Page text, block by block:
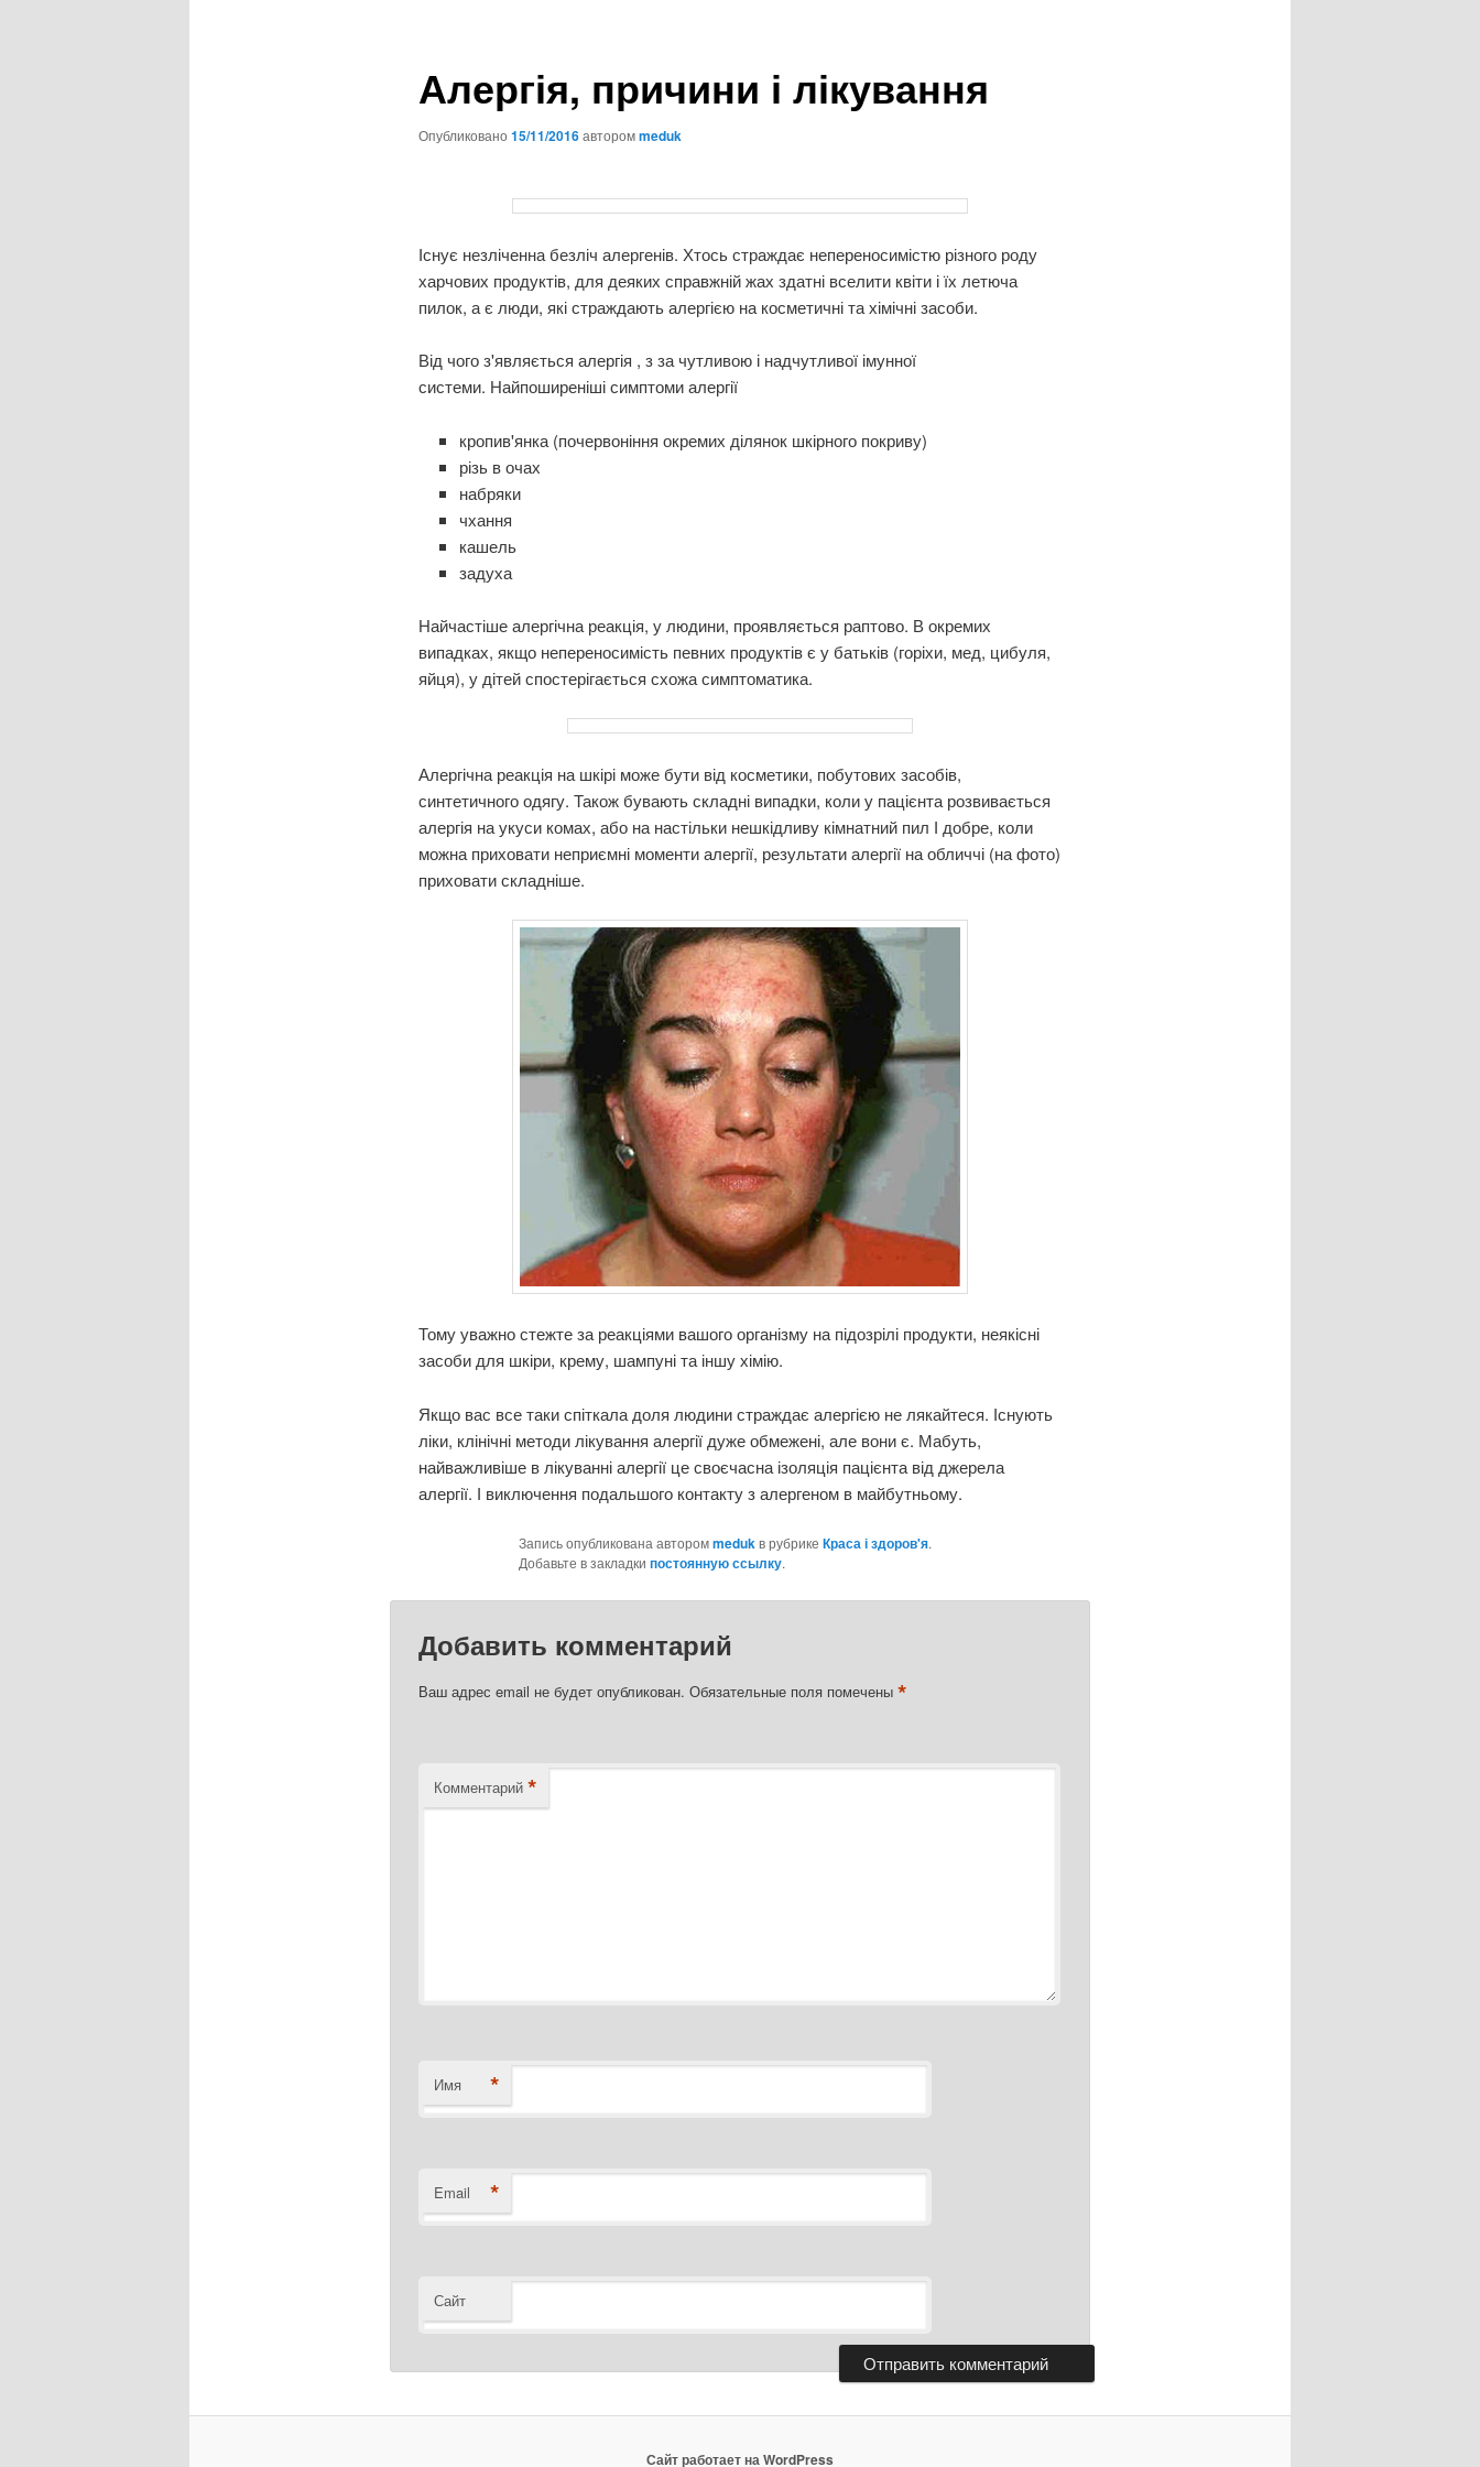
Алергія, причини і лікування
Опубликовано 15/11/2016авторомmeduk
Існує незліченна безліч алергенів. Хтось страждає непереносимістю різного роду
харчових продуктів, для деяких справжній жах здатні вселити квіти і їх летюча
пилок, а є люди, які страждають алергією на косметичні та хімічні засоби.
Від чого з'являється алергія , з за чутливою і надчутливої ​​імунної
системи. Найпоширеніші симптоми алергії
кропив'янка (почервоніння окремих ділянок шкірного покриву)
різь в очах
набряки
чхання
кашель
задуха
Найчастіше алергічна реакція, у людини, проявляється раптово. В окремих
випадках, якщо непереносимість певних продуктів є у батьків (горіхи, мед, цибуля,
яйця), у дітей спостерігається схожа симптоматика.
Алергічна реакція на шкірі може бути від косметики, побутових засобів,
синтетичного одягу. Також бувають складні випадки, коли у пацієнта розвивається
алергія на укуси комах, або на настільки нешкідливу кімнатний пил І добре, коли
можна приховати неприємні моменти алергії, результати алергії на обличчі (на фото)
приховати складніше.
Тому уважно стежте за реакціями вашого організму на підозрілі продукти, неякісні
засоби для шкіри, крему, шампуні та іншу хімію.
Якщо вас все таки спіткала доля людини страждає алергією не лякайтеся. Існують
ліки, клінічні методи лікування алергії дуже обмежені, але вони є. Мабуть,
найважливіше в лікуванні алергії це своєчасна ізоляція пацієнта від джерела
алергії. І виключення подальшого контакту з алергеном в майбутньому.
Запись опубликована авторомmedukв рубрике Краса і здоров'я.
Добавьте в закладки постоянную ссылку.
Добавить комментарий
Ваш адрес email не будет опубликован. Обязательные поля помечены *
Комментарий *
Имя *
Email *
Сайт
Сайт работает на WordPress